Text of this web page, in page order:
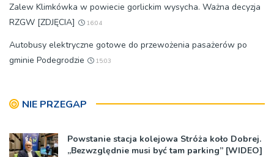
Zalew Klimkówka w powiecie gorlickim wysycha. Ważna decyzja
RZGW [ZDJĘCIA]
16:04
Autobusy elektryczne gotowe do przewożenia pasażerów po
gminie Podegrodzie
15:03
NIE PRZEGAP
Powstanie stacja kolejowa Stróża koło Dobrej.
„Bezwzględnie musi być tam parking” [WIDEO]